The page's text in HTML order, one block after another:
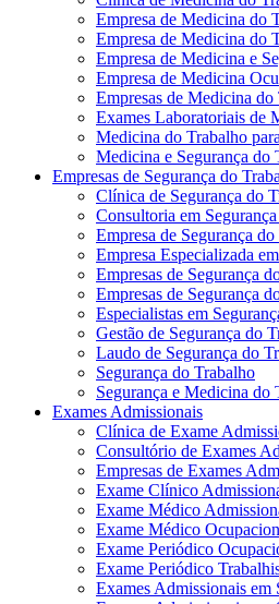
Empresa de Medicina do
Empresa de Medicina do
Empresa de Medicina e
Empresa de Medicina
Empresas de Medicina do
Exames Laboratoriais de
Medicina do Trabalho
Medicina e Segurança do
Empresas de Segurança do
Clínica de Segurança do
Consultoria em
Empresa de Segurança
Empresa Especializada
Empresas de Segurança
Empresas de Segurança
Especialistas em
Gestão de Segurança do
Laudo de Segurança do
Segurança do Trabalho
Segurança e Medicina do
Exames Admissionais
Clínica de Exame
Consultório de Exames
Empresas de Exames
Exame Clínico
Exame Médico
Exame Médico
Exame Periódico
Exame Periódico
Exames Admissionais em